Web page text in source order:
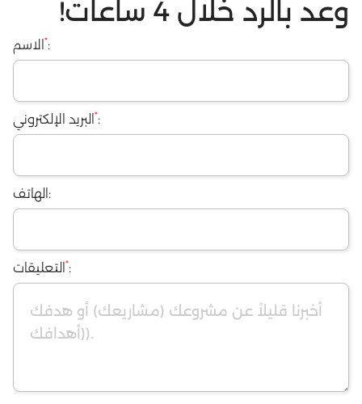
وعد بالرد خلال 4 ساعات!
الاسم *:
البريد الإلكتروني *:
الهاتف:
التعليقات *: